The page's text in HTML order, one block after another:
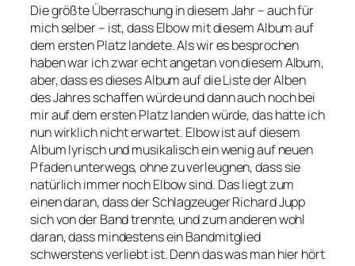
Die größte Überraschung in diesem Jahr – auch für
mich selber – ist, dass Elbow mit diesem Album auf
dem ersten Platz landete. Als wir es besprochen
haben war ich zwar echt angetan von diesem Album,
aber, dass es dieses Album auf die Liste der Alben
des Jahres schaffen würde und dann auch noch bei
mir auf dem ersten Platz landen würde, das hatte ich
nun wirklich nicht erwartet. Elbow ist auf diesem
Album lyrisch und musikalisch ein wenig auf neuen
Pfaden unterwegs, ohne zu verleugnen, dass sie
natürlich immer noch Elbow sind. Das liegt zum
einen daran, dass der Schlagzeuger Richard Jupp
sich von der Band trennte, und zum anderen wohl
daran, dass mindestens ein Bandmitglied
schwerstens verliebt ist. Denn das was man hier hört